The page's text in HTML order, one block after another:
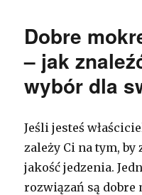
Dobre
– jak
wybór dla
Jeśli jesteś
zależy Ci na tym,
jakość jedzenia.
rozwiązań są